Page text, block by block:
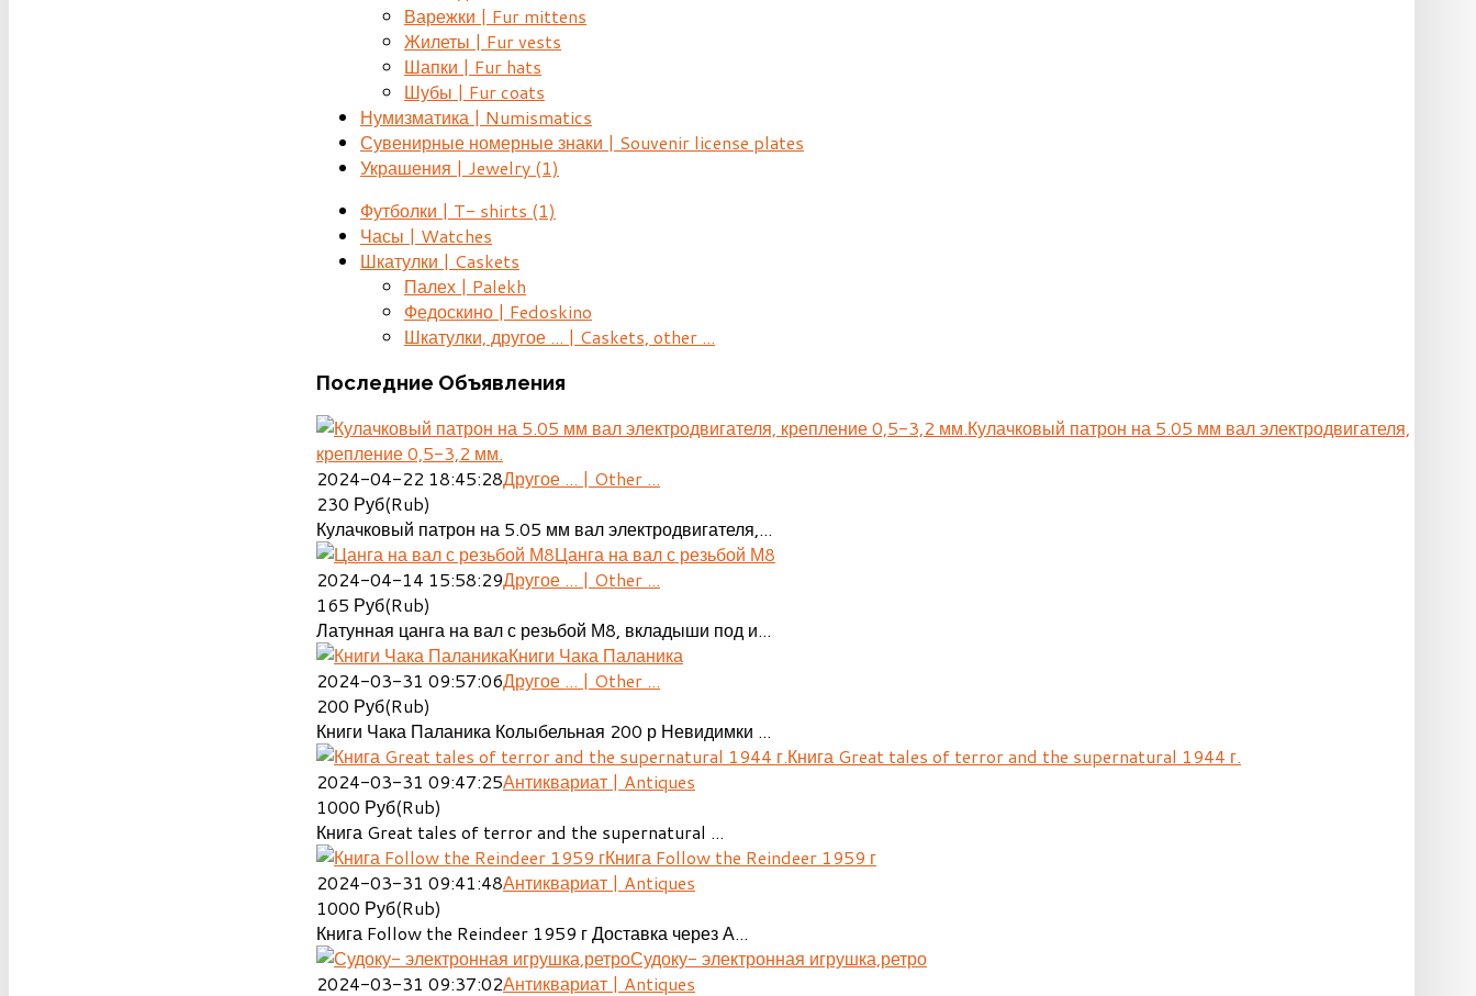
Варежки | Fur mittens
Жилеты | Fur vests
Шапки | Fur hats
Шубы | Fur coats
Нумизматика | Numismatics
Сувенирные номерные знаки | Souvenir license plates
Украшения | Jewelry (1)
Футболки | T- shirts (1)
Часы | Watches
Шкатулки | Caskets
Палех | Palekh
Федоскино | Fedoskino
Шкатулки, другое ... | Caskets, other ...
Последние Объявления
Кулачковый патрон на 5.05 мм вал электродвигателя,
крепление 0,5-3,2 мм.
2024-04-22 18:45:28Другое ... | Other ...
230 Руб(Rub)
Кулачковый патрон на 5.05 мм вал электродвигателя,...
Цанга на вал с резьбой М8
2024-04-14 15:58:29Другое ... | Other ...
165 Руб(Rub)
Латунная цанга на вал с резьбой М8, вкладыши под и...
Книги Чака Паланика
2024-03-31 09:57:06Другое ... | Other ...
200 Руб(Rub)
Книги Чака Паланика Колыбельная 200 р Невидимки ...
Книга Great tales of terror and the supernatural 1944 г.
2024-03-31 09:47:25Антиквариат | Antiques
1000 Руб(Rub)
Книга Great tales of terror and the supernatural ...
Книга Follow the Reindeer 1959 г
2024-03-31 09:41:48Антиквариат | Antiques
1000 Руб(Rub)
Книга Follow the Reindeer 1959 г Доставка через А...
Судоку- электронная игрушка,ретро
2024-03-31 09:37:02Антиквариат | Antiques